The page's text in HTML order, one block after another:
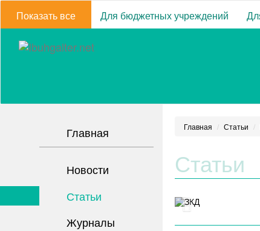
Показать все Для бюджетных учреждений
Главная
Новости
Статьи
Журналы
Главная Статьи
Статьи